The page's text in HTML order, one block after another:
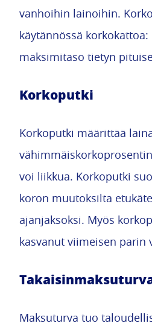
vanhoihin lainoihin.
käytännössä
maksimitaso tietyn
Korkoputki
Korkoputki määrittää
voi liikkua. Korkoputki
koron muutoksilta
ajanjaksoksi. Myös
kasvanut viimeisen parin
Maksuturva tuo